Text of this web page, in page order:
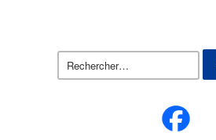
Rechercher :